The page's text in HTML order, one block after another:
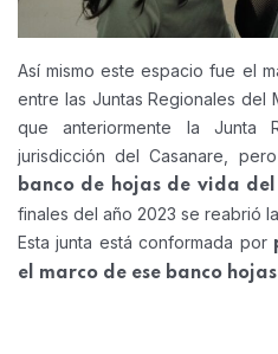
Así mismo este espacio fue el
entre las Juntas Regionales del
que anteriormente la Junta
jurisdicción del Casanare,
banco de hojas de vida
finales del año 2023 se reabrió
Esta junta está conformada por
el marco de ese banco